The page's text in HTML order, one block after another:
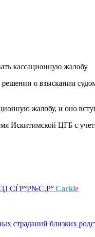
кассационную жалобу
о взыскании
жалобу, и оно
Искитимской ЦГБ с
СЃР°Р№С‚Р° Cackle
страданий близких